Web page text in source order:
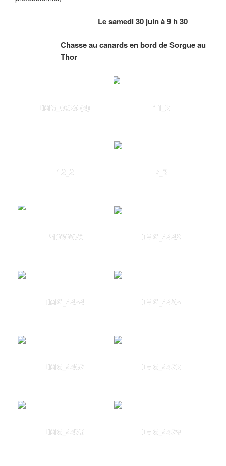
Le samedi 30 juin à 9 h 30
Chasse au canards en bord de Sorgue au
Thor
IMG_0629 (4) 11_2
12_2 7_2
P1030570 IMG_4443
IMG_4454 IMG_4455
IMG_4467 IMG_4472
IMG_4473 IMG_4479